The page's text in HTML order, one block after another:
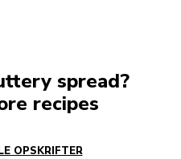
spread?
recipes
OPSKRIFTER